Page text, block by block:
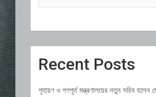
Recent Posts
গৃহায়ণ ও গণপূর্ত মন্ত্রণালয়ের নতুন সচিব হলেন